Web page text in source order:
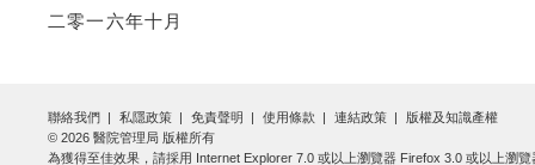
二零一六年十月
聯絡我們 私隱政策 免責聲明 使用條款 連結政策
版權及知識產權
© 2026 醫院管理局 版權所有
為獲得至佳效果，請採用 Internet Explorer 7.0 或以上瀏覽器 Firefox 3.0 或以上瀏